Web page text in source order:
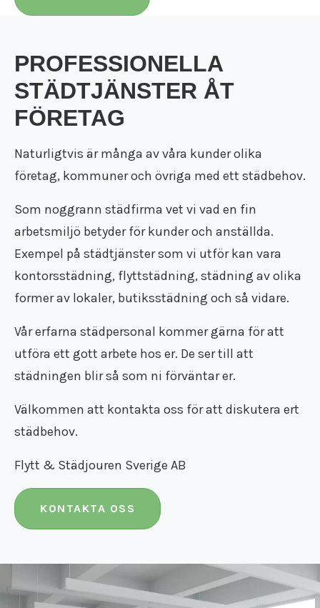
PROFESSIONELLA
STÄDTJÄNSTER ÅT
FÖRETAG
Naturligtvis är många av våra kunder olika
företag, kommuner och övriga med ett städbehov.
Som noggrann städfirma vet vi vad en fin
arbetsmiljö betyder för kunder och anställda.
Exempel på städtjänster som vi utför kan vara
kontorsstädning, flyttstädning, städning av olika
former av lokaler, butiksstädning och så vidare.
Vår erfarna städpersonal kommer gärna för att
utföra ett gott arbete hos er. De ser till att
städningen blir så som ni förväntar er.
Välkommen att kontakta oss för att diskutera ert
städbehov.
Flytt & Städjouren Sverige AB
KONTAKTA OSS